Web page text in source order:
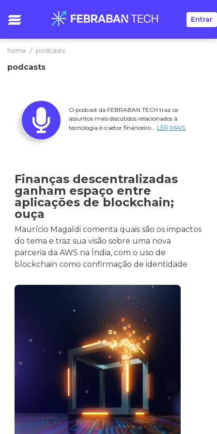
Entrar
home podcasts
podcasts
O podcast da FEBRABAN TECH traz os
assuntos mais discutidos relacionados à
tecnologia e o setor financeiro... LER MAIS
Finanças descentralizadas
ganham espaço entre
aplicações de blockchain;
ouça
Maurício Magaldi comenta quais são os impactos
do tema e traz sua visão sobre uma nova
parceria da AWS na Índia, com o uso de
blockchain como confirmação de identidade